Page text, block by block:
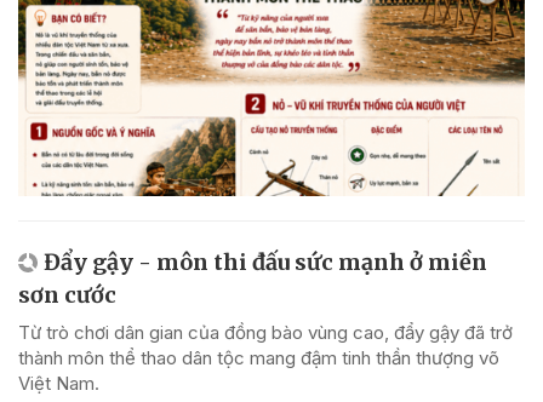
Đẩy gậy - môn thi đấu sức mạnh ở miền
sơn cước
Từ trò chơi dân gian của đồng bào vùng cao, đẩy gậy đã trở
thành môn thể thao dân tộc mang đậm tinh thần thượng võ
Việt Nam.